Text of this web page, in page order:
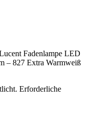
Fadenlampe LED
– 827 Extra Warmweiß
Erforderliche